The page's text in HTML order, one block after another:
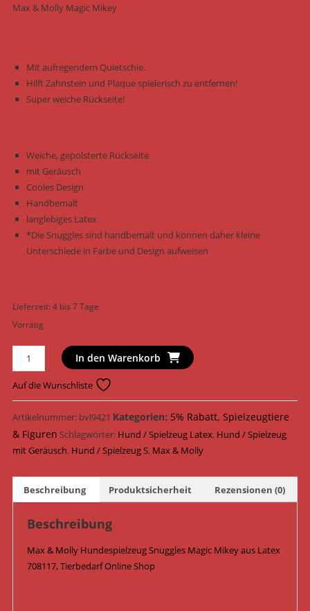
Max & Molly Magic Mikey
Mit aufregendem Quietschie.
Hilft Zahnstein und Plaque spielerisch zu entfernen!
Super weiche Rückseite!
Weiche, gepolsterte Rückseite
mit Geräusch
Cooles Design
Handbemalt
langlebiges Latex
*Die Snuggles sind handbemalt und können daher kleine
Unterschiede in Farbe und Design aufweisen
Lieferzeit:4 bis 7 Tage
Vorrätig
Max
&
Molly
Hundespielzeug
Snuggles
Magic
Mikey
13
14,5
In den Warenkorb
Auf die Wunschliste
Artikelnummer: bvl9421 Kategorien: 5% Rabatt, Spielzeugtiere
& Figuren Schlagwörter: Hund / Spielzeug Latex, Hund / Spielzeug
mit Geräusch, Hund / Spielzeug S, Max & Molly
Beschreibung Produktsicherheit Rezensionen (0)
Beschreibung
Max & Molly Hundespielzeug Snuggles Magic Mikey aus Latex
708117, Tierbedarf Online Shop